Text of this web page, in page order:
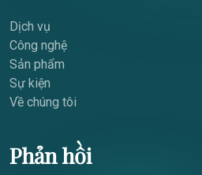
Dịch vụ
Công nghệ
Sản phẩm
Sự kiện
Về chúng tôi
Phản hồi